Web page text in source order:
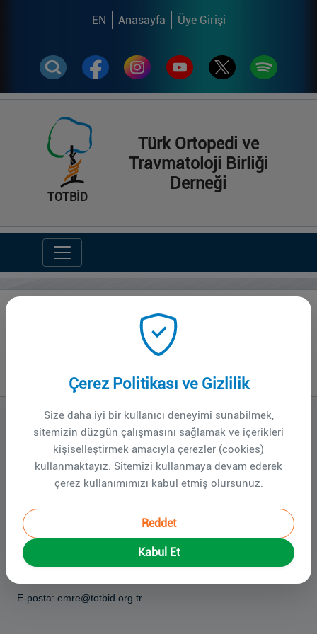
EN Anasayfa Üye Girişi
TOTBİD
Türk Ortopedi ve
Travmatoloji Birliği
Derneği
TOTBİD Doğu Anadolu Bölgesel
Toplantısı ve Bölgesel Aile
TOTBİD Doğu Anadolu Bölgesel Toplantısı ve Bölgesel Aile
Meclisi - Elazığ
6-7 Haziran 2026
Elazığ
İletişim: Emre Aktuna
Tel: +90 312 436 11 40 / 102
E-posta: emre@totbid.org.tr
Çerez Politikası ve Gizlilik
Size daha iyi bir kullanıcı deneyimi sunabilmek,
sitemizin düzgün çalışmasını sağlamak ve içerikleri
kişiselleştirmek amacıyla çerezler (cookies)
kullanmaktayız. Sitemizi kullanmaya devam ederek
çerez kullanımımızı kabul etmiş olursunuz.
Reddet
Kabul Et